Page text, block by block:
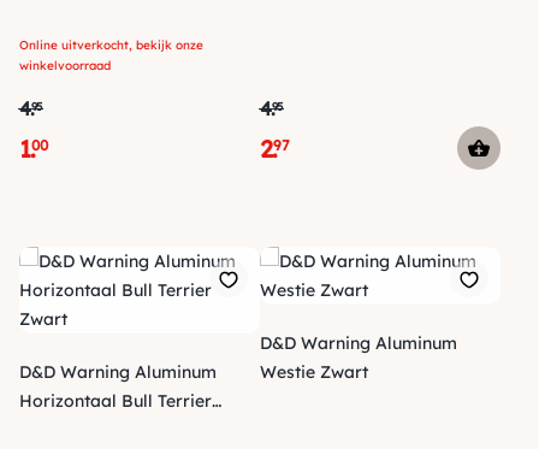
Online uitverkocht, bekijk onze
winkelvoorraad
4.95
1.00
4.95
2.97
D&D Warning Aluminum
Horizontaal Bull Terrier
D&D Warning Aluminum
Westie Zwart